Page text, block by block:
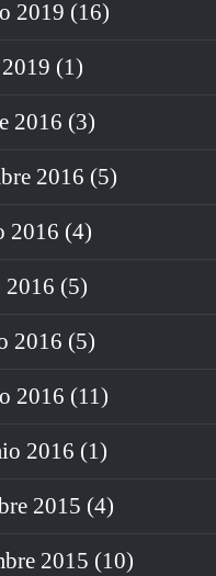
2019 (16)
(1)
2016 (3)
2016 (5)
2016 (4)
(5)
2016 (5)
2016 (11)
2016 (1)
2015 (4)
2015 (10)